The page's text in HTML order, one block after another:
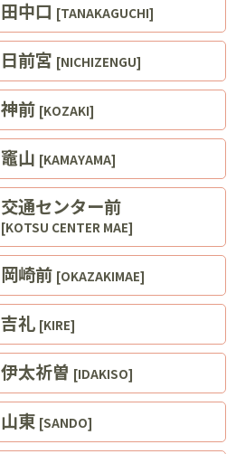
■田中口 [TANAKAGUCHI]
■日前宮 [NICHIZENGU]
■神前 [KOZAKI]
■竈山 [KAMAYAMA]
■交通センター前
[KOTSU CENTER MAE]
■岡崎前 [OKAZAKIMAE]
■吉礼 [KIRE]
■伊太祈曽 [IDAKISO]
■山東 [SANDO]